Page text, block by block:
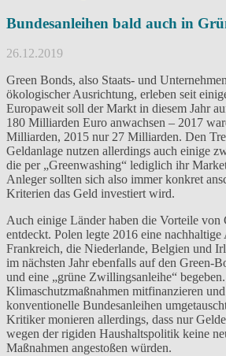
Bundesanleihen bald auch in
26.12.2019
Green Bonds, also Staats- und
ökologischer Ausrichtung, erleben seit
Europaweit soll der Markt in diesem Jahr
180 Milliarden Euro anwachsen – 2017
Milliarden, 2015 nur 27 Milliarden. Den
Geldanlage nutzen allerdings auch einige
die per „Greenwashing“ lediglich ihr
Anleger sollten sich also immer konkret
Kriterien das Geld investiert wird.
Auch einige Länder haben die Vorteile von
entdeckt. Polen legte 2016 eine
Frankreich, die Niederlande, Belgien und
im nächsten Jahr ebenfalls auf den Green-
und eine „grüne Zwillingsanleihe“
Klimaschutzmaßnahmen mitfinanzieren
konventionelle Bundesanleihen
Kritiker monieren allerdings, dass nur
wegen der rigiden Haushaltspolitik keine
Maßnahmen angestoßen würden.